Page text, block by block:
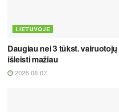
LIETUVOJE
Daugiau nei 3 tūkst.
išleisti mažiau
2026 08 07